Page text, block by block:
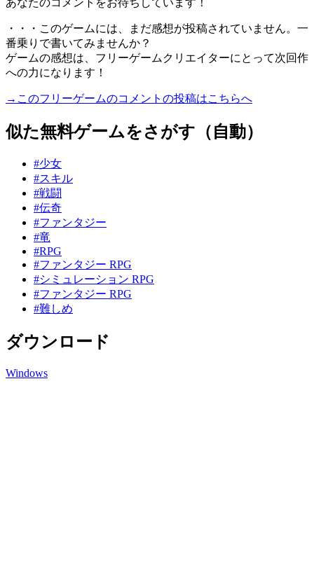
・・・このゲームには、まだ感想が投稿されていません。一
番乗りで書いてみませんか？
ゲームの感想は、フリーゲームクリエイターにとって次回作
への力になります！
→このフリーゲームのコメントの投稿はこちらへ
似た無料ゲームをさがす（自動）
#少女
#スキル
#戦闘
#伝奇
#ファンタジー
#竜
#RPG
#ファンタジー RPG
#シミュレーション RPG
#ファンタジー RPG
#難しめ
ダウンロード
Windows